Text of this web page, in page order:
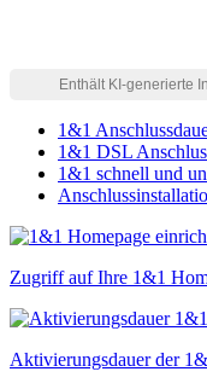
1&1
1&1 DSL
1&1 schnell und
Zugriff auf Ihre 1&1
Aktivierungsdauer der